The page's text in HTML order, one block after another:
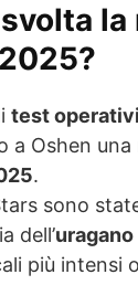
test
a Oshen una
.
sono
dell’
più intensi